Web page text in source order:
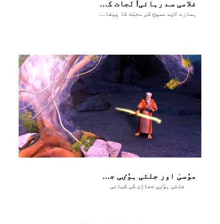
غلامی سے رہائی! نَجات کا گیت
موُسیٰ اور جلتی ہوُٸی جھاڑی ــ حِصہ 3
جلتی ہوُٸی جھاڑی کی کہانی